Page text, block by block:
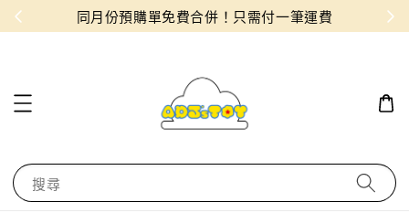
！ 同月份預購單免費合併！只需付一筆運費
搜尋